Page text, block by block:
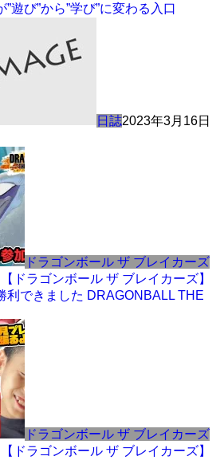
遊び”から”学び”に変わる入口
日誌2023年3月16日
ドラゴンボール ザ ブレイカーズ
【ドラゴンボール ザ ブレイカーズ】
利できました DRAGONBALL THE
ドラゴンボール ザ ブレイカーズ
【ドラゴンボール ザ ブレイカーズ】